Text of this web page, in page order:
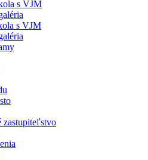
s VJM
s VJM
zastupiteľstvo